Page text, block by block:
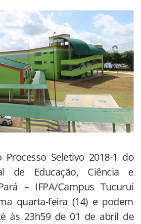
Seletivo 2018-1 do
de Educação, Ciência e
– IFPA/Campus Tucuruí
quarta-feira (14) e podem
às 23h59 de 01 de abril de